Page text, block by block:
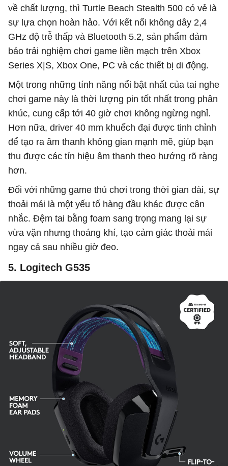
về chất lượng, thì Turtle Beach Stealth 500 có vẻ là
sự lựa chọn hoàn hảo. Với kết nối không dây 2,4
GHz độ trễ thấp và Bluetooth 5.2, sản phẩm đảm
bảo trải nghiệm chơi game liền mạch trên Xbox
Series X|S, Xbox One, PC và các thiết bị di động.
Một trong những tính năng nổi bật nhất của tai nghe
chơi game này là thời lượng pin tốt nhất trong phân
khúc, cung cấp tới 40 giờ chơi không ngừng nghỉ.
Hơn nữa, driver 40 mm khuếch đại được tinh chỉnh
để tạo ra âm thanh không gian mạnh mẽ, giúp bạn
thu được các tín hiệu âm thanh theo hướng rõ ràng
hơn.
Đối với những game thủ chơi trong thời gian dài, sự
thoải mái là một yếu tố hàng đầu khác được cân
nhắc. Đệm tai bằng foam sang trọng mang lại sự
vừa vặn nhưng thoáng khí, tạo cảm giác thoải mái
ngay cả sau nhiều giờ đeo.
5. Logitech G535